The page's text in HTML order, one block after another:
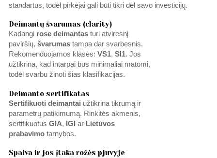
standartus, todėl pirkėjai gali būti tikri dėl savo investicijų.
Deimantų švarumas (clarity)
Kadangi rose deimantasturi atviresnį
paviršių, švarumastampa dar svarbesnis.
Rekomenduojamos klasės: VS1, SI1. Jos
užtikrina, kad intarpai bus minimaliai matomi,
todėl svarbu žinoti šias klasifikacijas.
Deimanto sertifikatas
Sertifikuoti deimantai užtikrina tikrumą ir
parametrų patikimumą. Rinkitės akmenis,
sertifikuotus GIA, IGI ar Lietuvos
prabavimotarnybos.
Spalva ir jos įtaka rožės pjūvyje